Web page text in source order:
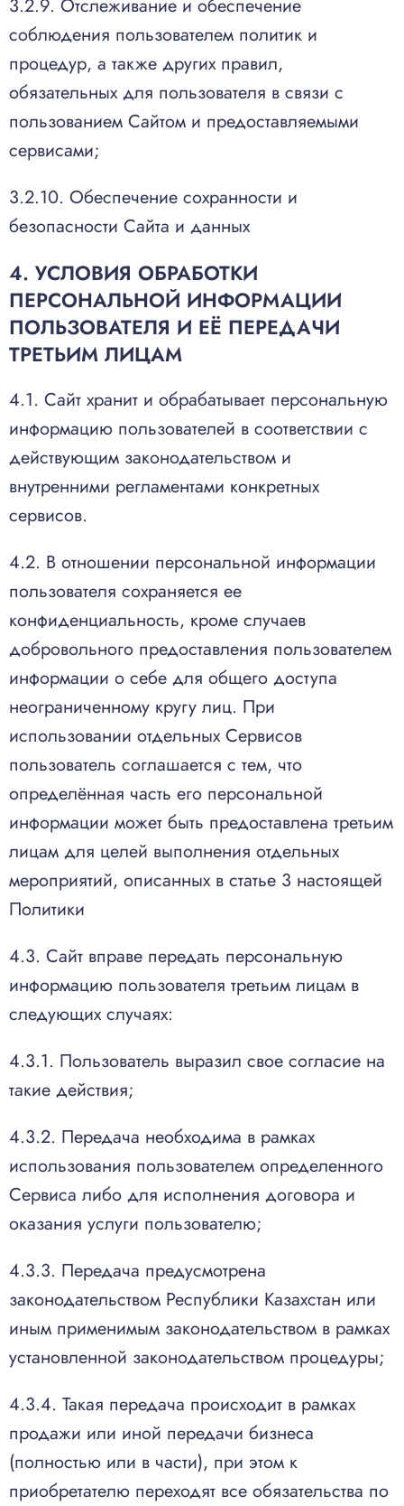
3.2.9. Отслеживание и обеспечение
соблюдения пользователем политик и
процедур, а также других правил,
обязательных для пользователя в связи с
пользованием Сайтом и предоставляемыми
сервисами;
3.2.10. Обеспечение сохранности и
безопасности Сайта и данных
4. УСЛОВИЯ ОБРАБОТКИ
ПЕРСОНАЛЬНОЙ ИНФОРМАЦИИ
ПОЛЬЗОВАТЕЛЯ И ЕЁ ПЕРЕДАЧИ
ТРЕТЬИМ ЛИЦАМ
4.1. Сайт хранит и обрабатывает персональную
информацию пользователей в соответствии с
действующим законодательством и
внутренними регламентами конкретных
сервисов.
4.2. В отношении персональной информации
пользователя сохраняется ее
конфиденциальность, кроме случаев
добровольного предоставления пользователем
информации о себе для общего доступа
неограниченному кругу лиц. При
использовании отдельных Сервисов
пользователь соглашается с тем, что
определённая часть его персональной
информации может быть предоставлена третьим
лицам для целей выполнения отдельных
мероприятий, описанных в статье 3 настоящей
Политики
4.3. Сайт вправе передать персональную
информацию пользователя третьим лицам в
следующих случаях:
4.3.1. Пользователь выразил свое согласие на
такие действия;
4.3.2. Передача необходима в рамках
использования пользователем определенного
Сервиса либо для исполнения договора и
оказания услуги пользователю;
4.3.3. Передача предусмотрена
законодательством Республики Казахстан или
иным применимым законодательством в рамках
установленной законодательством процедуры;
4.3.4. Такая передача происходит в рамках
продажи или иной передачи бизнеса
(полностью или в части), при этом к
приобретателю переходят все обязательства по